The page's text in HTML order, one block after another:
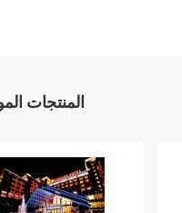
المنتجات